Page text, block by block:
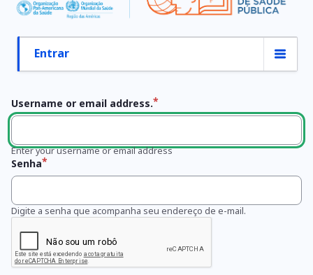
Abas
Entrar
Username or email address.
Enter your username or email address
Senha
Digite a senha que acompanha seu endereço de e-mail.